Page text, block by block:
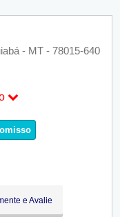
- MT - 78015-640
e Avalie